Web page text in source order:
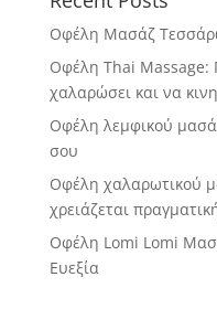
Οφέλη Μασάζ
Οφέλη Thai
χαλαρώσει και να
Οφέλη λεμφικού
σου
Οφέλη χαλαρωτικού
χρειάζεται
Οφέλη Lomi Lomi
Ευεξία